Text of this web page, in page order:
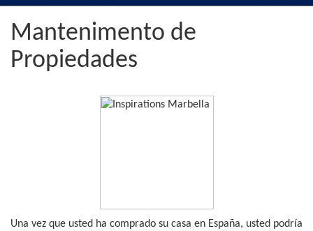
Mantenimento de
Propiedades
Una vez que usted ha comprado su casa en España, usted podría